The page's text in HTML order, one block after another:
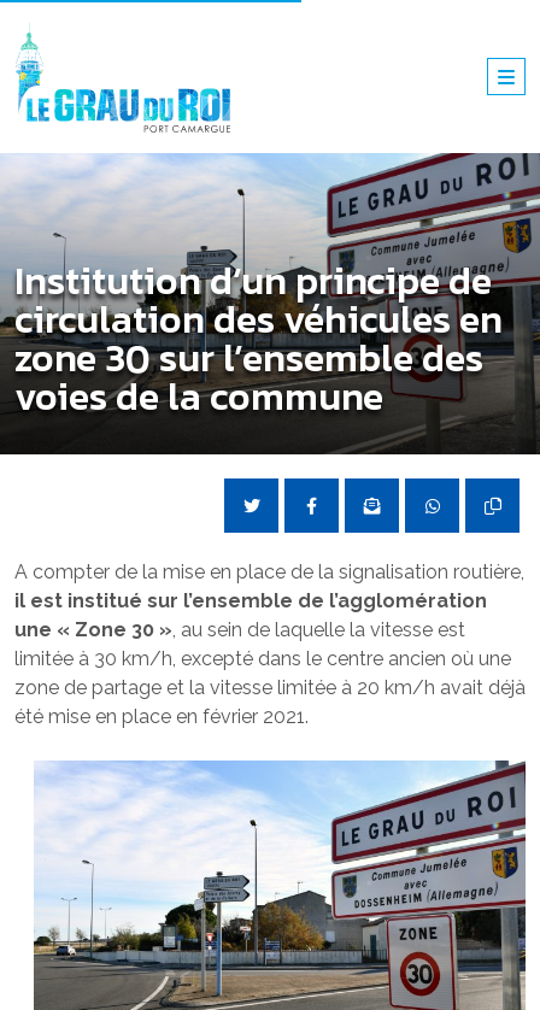
Institution d’un principe de
circulation des véhicules en
zone 30 sur l’ensemble des
voies de la commune
A compter de la mise en place de la signalisation routière,
il est institué sur l’ensemble de l’agglomération
une « Zone 30 », au sein de laquelle la vitesse est
limitée à 30 km/h, excepté dans le centre ancien où une
zone de partage et la vitesse limitée à 20 km/h avait déjà
été mise en place en février 2021.